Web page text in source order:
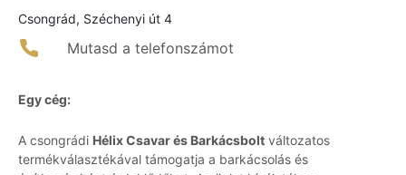
Csongrád, Széchenyi út 4
Mutasd a telefonszámot
Egy cég:
A csongrádi Hélix Csavar és Barkácsbolt változatos
termékválasztékával támogatja a barkácsolás és